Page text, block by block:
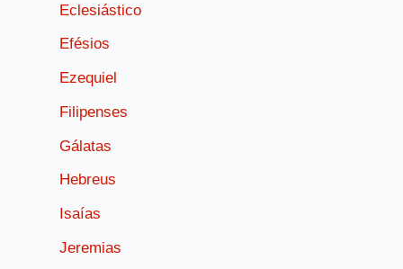
Eclesiástico
Efésios
Ezequiel
Filipenses
Gálatas
Hebreus
Isaías
Jeremias